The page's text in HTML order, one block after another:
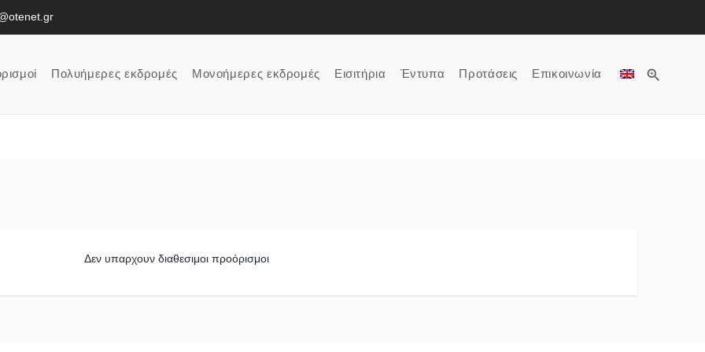
Πολυήμερες εκδρομές Μονοήμερες εκδρομές Εισιτήρια Έντυπα Προτάσεις Επικοινωνία zoom_in
Δεν υπαρχουν διαθεσιμοι προόρισμοι